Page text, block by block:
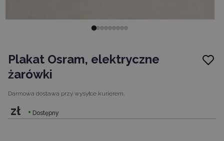
Plakat Osram, elektryczne
żarówki
Darmowa dostawa przy wysyłce kurierem.
zł Dostępny